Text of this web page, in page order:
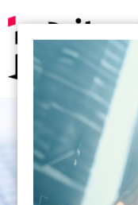
al
contenuto
ITS
insieme per